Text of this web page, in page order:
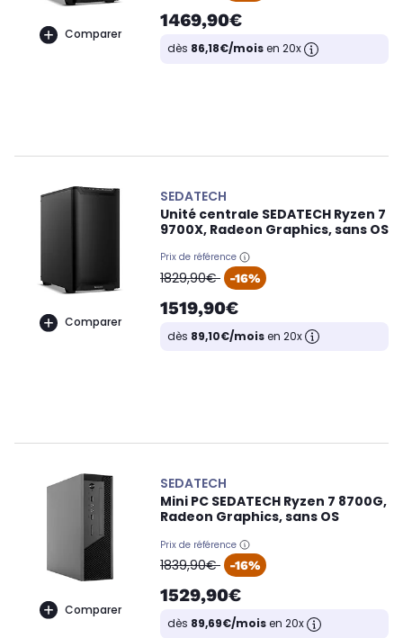
Comparer
1469,90€
dès 86,18€/moisen 20x
Comparer
SEDATECH
Unité centrale SEDATECH Ryzen 7
9700X, Radeon Graphics, sans OS
Prix de référence
oldPrice
1829,90€ -16%
1519,90€
dès 89,10€/moisen 20x
Comparer
SEDATECH
Mini PC SEDATECH Ryzen 7 8700G,
Radeon Graphics, sans OS
Prix de référence
oldPrice
1839,90€ -16%
1529,90€
dès 89,69€/moisen 20x